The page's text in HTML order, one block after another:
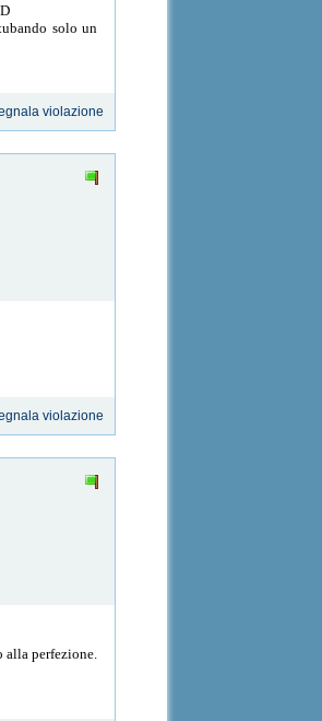
solo un
violazione
violazione
perfezione.